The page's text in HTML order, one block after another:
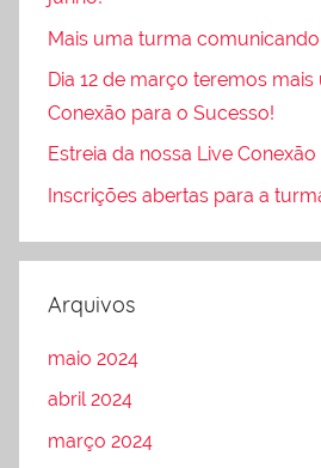
Mais uma turma
Dia 12 de março teremos
Conexão para o Sucesso!
Estreia da nossa Live
Inscrições abertas para a
Arquivos
maio 2024
abril 2024
março 2024